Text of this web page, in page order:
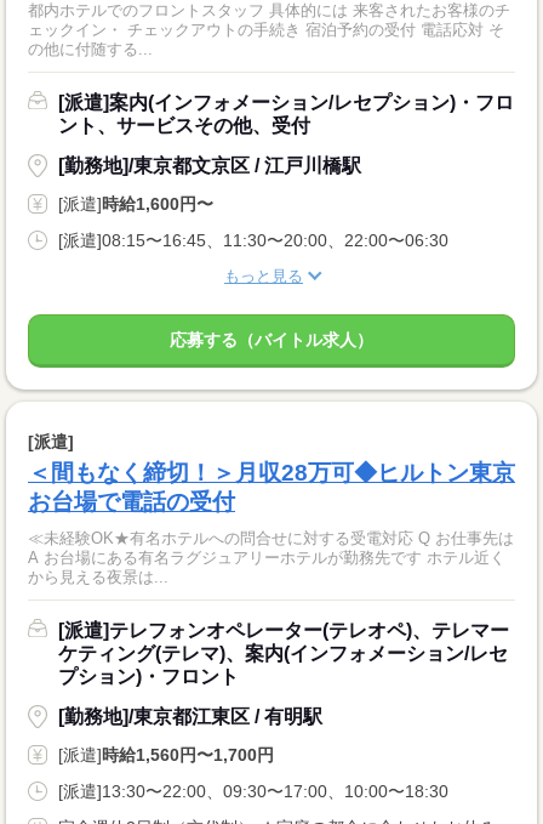
都内ホテルでのフロントスタッフ 具体的には 来客されたお客様のチ
ェックイン・ チェックアウトの手続き 宿泊予約の受付 電話応対 そ
の他に付随する...
[派遣]案内(インフォメーション/レセプション)・フロ
ント、サービスその他、受付
[勤務地]/東京都文京区 / 江戸川橋駅
[派遣]時給1,600円〜
[派遣]08:15〜16:45、11:30〜20:00、22:00〜06:30
もっと見る
応募する（バイトル求人）
[派遣]
＜間もなく締切！＞月収28万可◆ヒルトン東京
お台場で電話の受付
≪未経験OK★有名ホテルへの問合せに対する受電対応 Q お仕事先は
A お台場にある有名ラグジュアリーホテルが勤務先です ホテル近く
から見える夜景は...
[派遣]テレフォンオペレーター(テレオペ)、テレマー
ケティング(テレマ)、案内(インフォメーション/レセ
プション)・フロント
[勤務地]/東京都江東区 / 有明駅
[派遣]時給1,560円〜1,700円
[派遣]13:30〜22:00、09:30〜17:00、10:00〜18:30